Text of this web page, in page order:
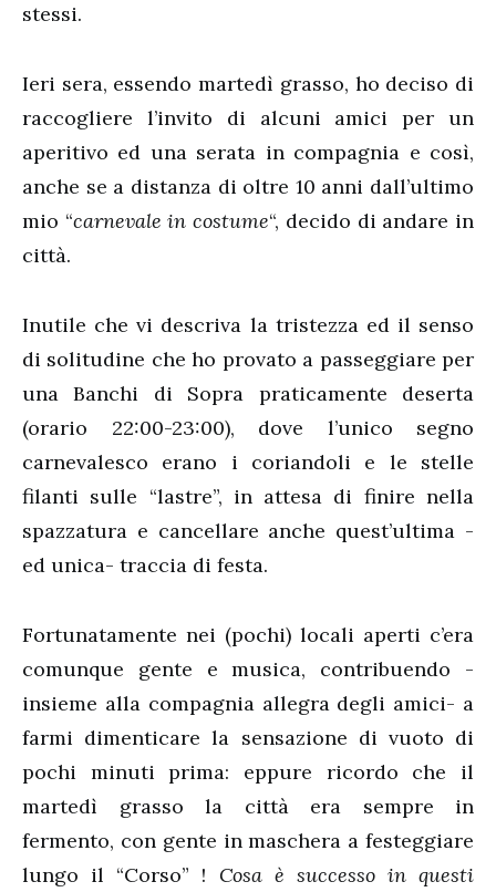
stessi.
Ieri sera, essendo martedì grasso, ho deciso di
raccogliere l’invito di alcuni amici per un
aperitivo ed una serata in compagnia e così,
anche se a distanza di oltre 10 anni dall’ultimo
mio “carnevale in costume“, decido di andare in
città.
Inutile che vi descriva la tristezza ed il senso
di solitudine che ho provato a passeggiare per
una Banchi di Sopra praticamente deserta
(orario 22:00-23:00), dove l’unico segno
carnevalesco erano i coriandoli e le stelle
filanti sulle “lastre”, in attesa di finire nella
spazzatura e cancellare anche quest’ultima -
ed unica- traccia di festa.
Fortunatamente nei (pochi) locali aperti c’era
comunque gente e musica, contribuendo -
insieme alla compagnia allegra degli amici- a
farmi dimenticare la sensazione di vuoto di
pochi minuti prima: eppure ricordo che il
martedì grasso la città era sempre in
fermento, con gente in maschera a festeggiare
lungo il “Corso” ! Cosa è successo in questi